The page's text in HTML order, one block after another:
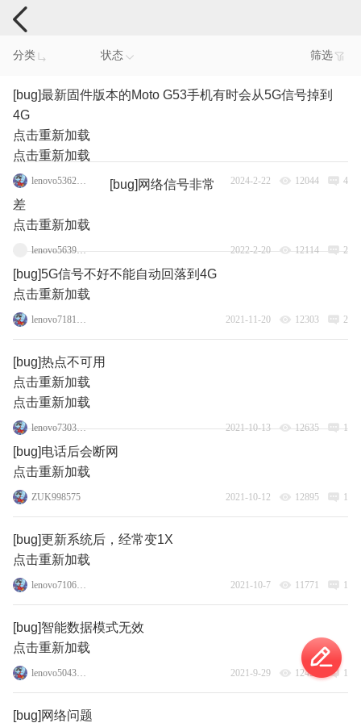
手机反馈
分类 状态 筛选
[bug]最新固件版本的Moto G53手机有时会从5G信号掉到
4G
点击重新加载
点击重新加载
lenovo53629131 2024-2-22 12044 4
[bug]网络信号非常
差
点击重新加载
lenovo56393056 2022-2-20 12114 2
[bug]5G信号不好不能自动回落到4G
点击重新加载
lenovo71815163 2021-11-20 12303 2
[bug]热点不可用
点击重新加载
点击重新加载
lenovo73038316 2021-10-13 12635 1
[bug]电话后会断网
点击重新加载
ZUK998575 2021-10-12 12895 1
[bug]更新系统后，经常变1X
点击重新加载
lenovo71061045 2021-10-7 11771 1
[bug]智能数据模式无效
点击重新加载
lenovo50436742 2021-9-29 12428 1
[bug]网络问题